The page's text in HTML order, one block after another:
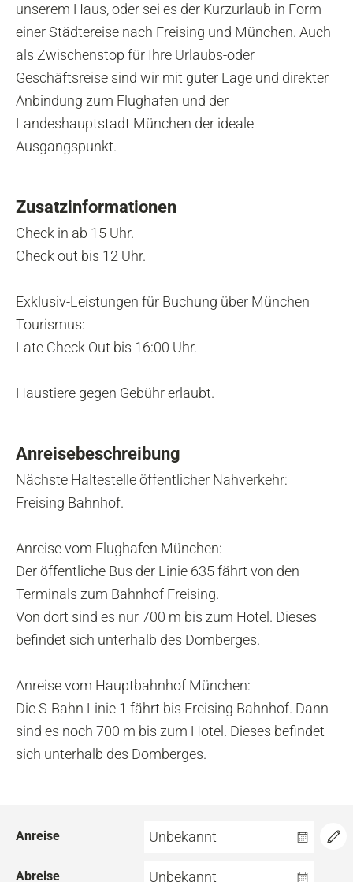
unserem Haus, oder sei es der Kurzurlaub in Form
einer Städtereise nach Freising und München. Auch
als Zwischenstop für Ihre Urlaubs-oder
Geschäftsreise sind wir mit guter Lage und direkter
Anbindung zum Flughafen und der
Landeshauptstadt München der ideale
Ausgangspunkt.
Zusatzinformationen
Check in ab 15 Uhr.
Check out bis 12 Uhr.
Exklusiv-Leistungen für Buchung über München
Tourismus:
Late Check Out bis 16:00 Uhr.
Haustiere gegen Gebühr erlaubt.
Anreisebeschreibung
Nächste Haltestelle öffentlicher Nahverkehr:
Freising Bahnhof.
Anreise vom Flughafen München:
Der öffentliche Bus der Linie 635 fährt von den
Terminals zum Bahnhof Freising.
Von dort sind es nur 700 m bis zum Hotel. Dieses
befindet sich unterhalb des Domberges.
Anreise vom Hauptbahnhof München:
Die S-Bahn Linie 1 fährt bis Freising Bahnhof. Dann
sind es noch 700 m bis zum Hotel. Dieses befindet
sich unterhalb des Domberges.
Anreise Unbekannt
Abreise Unbekannt